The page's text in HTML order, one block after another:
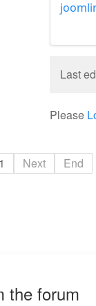
Last
Please
1 Next
End
the forum